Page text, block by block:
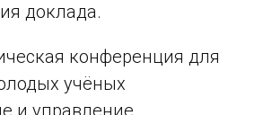
доклада.
конференция для
учёных